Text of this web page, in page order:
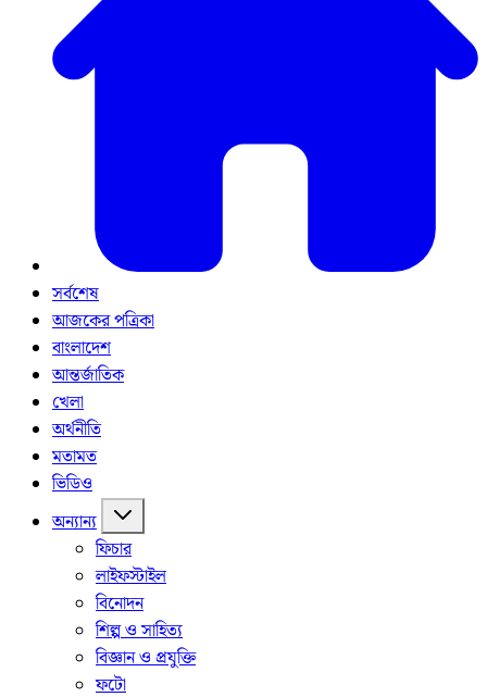
সর্বশেষ
আজকের পত্রিকা
বাংলাদেশ
আন্তর্জাতিক
খেলা
অর্থনীতি
মতামত
ভিডিও
অন্যান্য
ফিচার
লাইফস্টাইল
বিনোদন
শিল্প ও সাহিত্য
বিজ্ঞান ও প্রযুক্তি
ফটো